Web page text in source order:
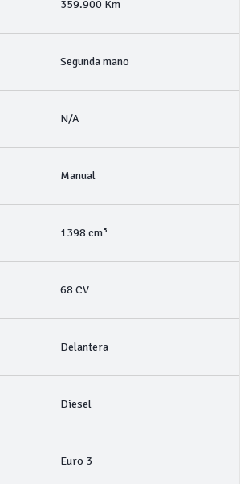
359.900 Km
Segunda mano
N/A
Manual
1398 cm³
68 CV
Delantera
Diesel
Euro 3